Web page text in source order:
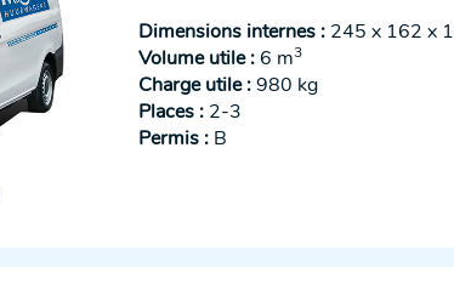
Dimensions internes : 245 x 162 x
Volume utile :6 m3
Charge utile :980 kg
Places : 2-3
Permis : B